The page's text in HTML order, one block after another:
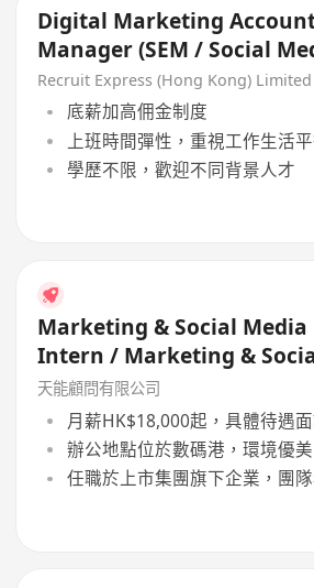
Digital Marketing
Manager (SEM / Social
Recruit Express (Hong Kong) Limited
底薪加高佣金制度
上班時間彈性，重視工作生活
學歷不限，歡迎不同背景人才
Marketing & Social Media
Intern / Marketing &
Media Executive Full-time
天能顧問有限公司
月薪HK$18,000起，具體待遇
辦公地點位於數碼港，環境優
任職於上市集團旗下企業，團